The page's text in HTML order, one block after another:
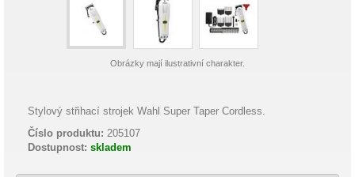
Obrázky mají ilustrativní charakter.
Stylový střihací strojek Wahl Super Taper Cordless.
Číslo produktu: 205107
Dostupnost: skladem